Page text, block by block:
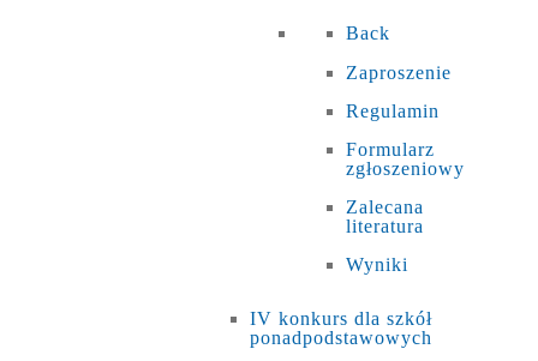
Back
Zaproszenie
Regulamin
Formularz
zgłoszeniowy
Zalecana
literatura
Wyniki
IV konkurs dla szkół
ponadpodstawowych